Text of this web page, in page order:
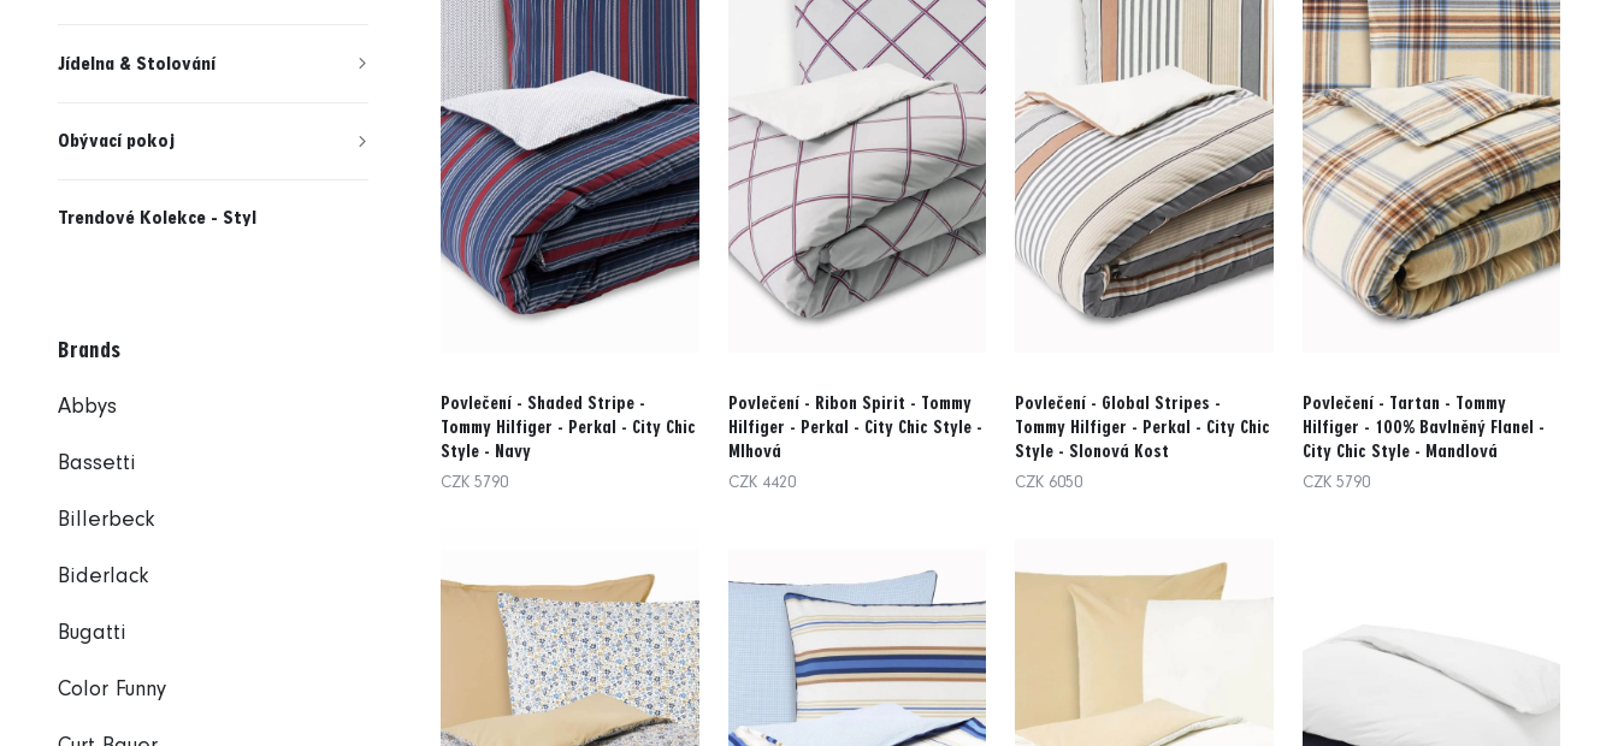
Povlečení - Shaded Stripe -
Tommy Hilfiger - Perkal - City Chic
Style - Navy
CZK 5790
Povlečení - Ribon Spirit - Tommy
Hilfiger - Perkal - City Chic Style -
Mlhová
CZK 4420
Povlečení - Global Stripes -
Tommy Hilfiger - Perkal - City Chic
Style - Slonová Kost
CZK 6050
Povlečení - Tartan - Tommy
Hilfiger - 100% Bavlněný Flanel -
City Chic Style - Mandlová
CZK 5790
Jídelna & Stolování
Obývací pokoj
Trendové Kolekce - Styl
Brands
Abbys
Bassetti
Billerbeck
Biderlack
Bugatti
Color Funny